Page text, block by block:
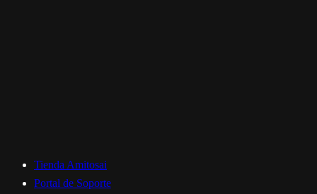
Tienda Amitosai
Portal de Soporte